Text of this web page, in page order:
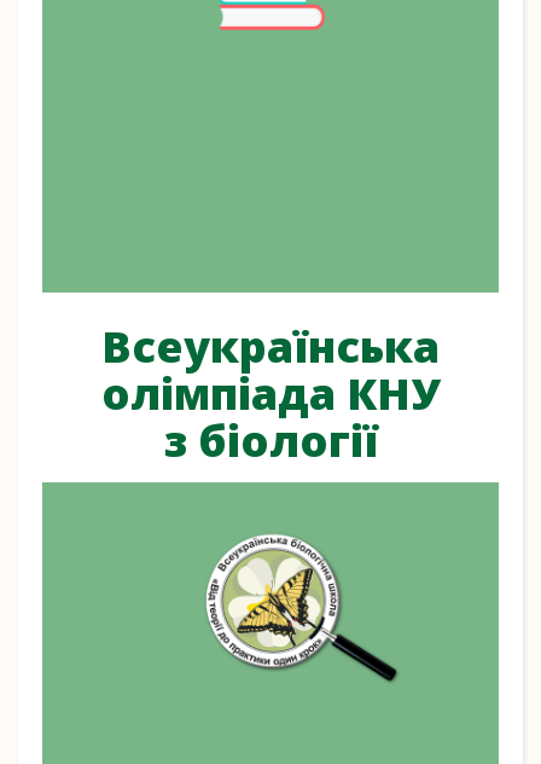
Всеукраїнська
олімпіада КНУ
з біології